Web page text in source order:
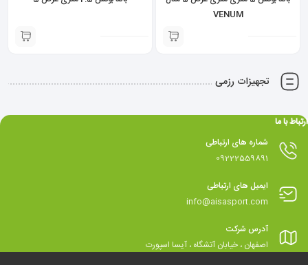
تجهیزات رزمی
VENUM
ارتباط با ما
شماره های ارتباطی
09222559891
ایمیل های ارتباطی
info@aisasport.com
آدرس شرکت
اصفهان ، خیابان آتشگاه ، آیسا اسپورت